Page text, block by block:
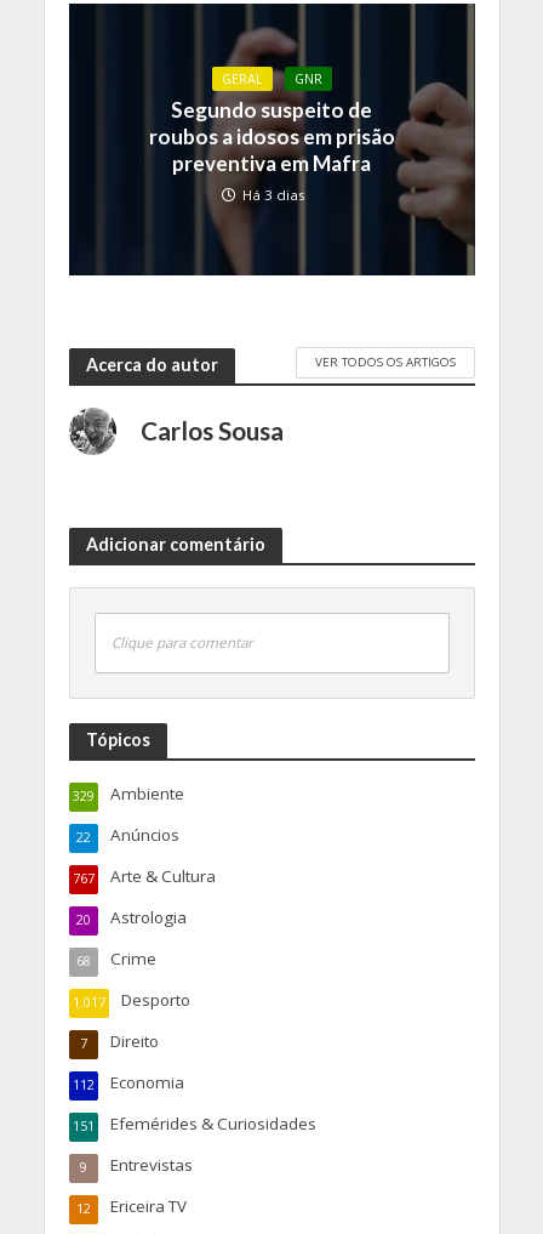
GERAL GNR
Segundo suspeito de
roubos a idosos em prisão
preventiva em Mafra
Há 3 dias
Acerca do autor VER TODOS OS ARTIGOS
Carlos Sousa
Adicionar comentário
Clique para comentar
Tópicos
Ambiente
329
Anúncios
22
Arte & Cultura
767
Astrologia
20
Crime
68
Desporto
1.017
Direito
7
Economia
112
Efemérides & Curiosidades
151
Entrevistas
9
Ericeira TV
12